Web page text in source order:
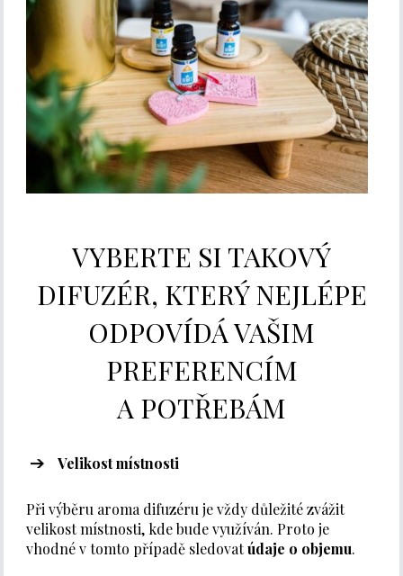
VYBERTE SI TAKOVÝ
DIFUZÉR, KTERÝ NEJLÉPE
ODPOVÍDÁ VAŠIM
PREFERENCÍM
A POTŘEBÁM
Velikost místnosti
Při výběru aroma difuzéru je vždy důležité zvážit
velikost místnosti, kde bude využíván. Proto je
vhodné v tomto případě sledovatúdaje o objemu.